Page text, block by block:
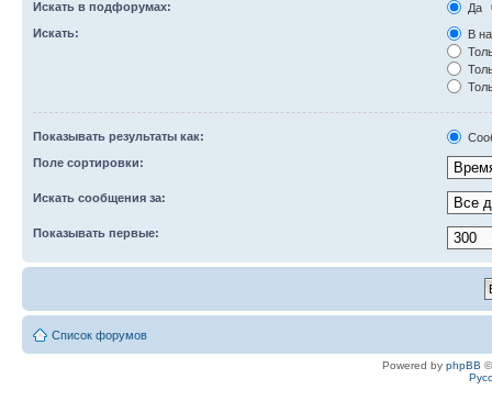
Искать в подфорумах:
Да
Искать:
В
Показывать результаты как:
Поле сортировки:
Искать сообщения за:
Показывать первые:
Список форумов
Powered by phpBB